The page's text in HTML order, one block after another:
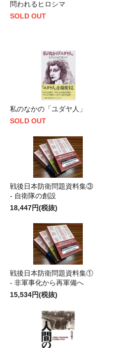
問われるヒロシマ
SOLD OUT
私のなかの「ユダヤ人」
SOLD OUT
戦後日本防衛問題資料集③
- 自衛隊の創設
18,447円(税抜)
戦後日本防衛問題資料集①
- 非軍事化から再軍備へ
15,534円(税抜)